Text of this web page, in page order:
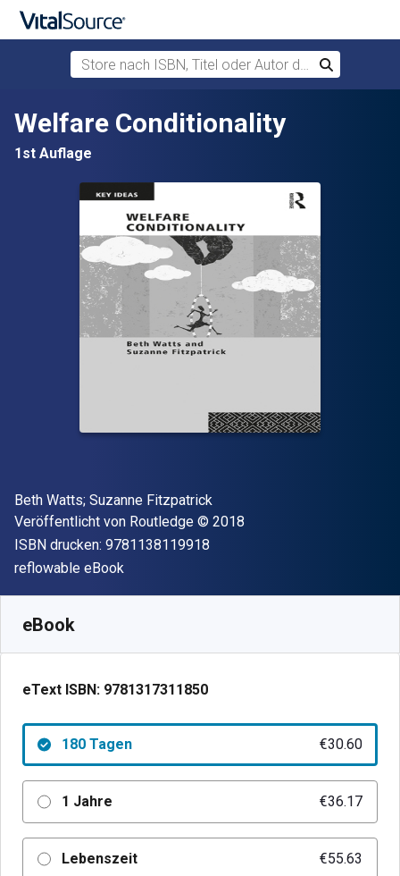
Zum Hauptinhalt springen
Store nach ISBN, Titel oder Autor durchsuchen
Suchen
Welfare Conditionality
1st Auflage
Autor(en)
Beth Watts; Suzanne Fitzpatrick
Verleger
Veröffentlicht von Routledge Copyright
© 2018
ISBN drucken: 9781138119918
Format
reflowable eBook
eBook
eText ISBN: 9781317311850
180 Tagen €30.60
1 Jahre €36.17
Lebenszeit €55.63